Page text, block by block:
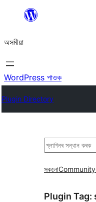
বিষয়বস্তুলৈ
যাওক
অসমীয়া
WordPress পাওক
Plugin Directory
সন্ধান
সকলোCommunity
Plugin Tag: